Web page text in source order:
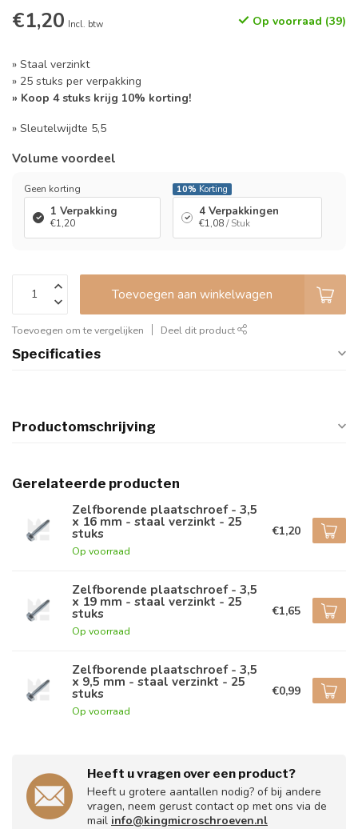
€1,20 Incl. btw Op voorraad (39)
» Staal verzinkt
» 25 stuks per verpakking
» Koop 4 stuks krijg 10% korting!
» Sleutelwijdte 5,5
Volume voordeel
Geen korting
1 Verpakking
€1,20
10% Korting
4 Verpakkingen
€1,08/ Stuk
Toevoegen aan winkelwagen
Toevoegen om te vergelijken Deel dit product
Specificaties
Productomschrijving
Gerelateerde producten
Zelfborende plaatschroef - 3,5
x 16 mm - staal verzinkt - 25
stuks
Op voorraad
€1,20
Zelfborende plaatschroef - 3,5
x 19 mm - staal verzinkt - 25
stuks
Op voorraad
€1,65
Zelfborende plaatschroef - 3,5
x 9,5 mm - staal verzinkt - 25
stuks
Op voorraad
€0,99
Heeft u vragen over een product?
Heeft u grotere aantallen nodig? of bij andere
vragen, neem gerust contact op met ons via de
mail info@kingmicroschroeven.nl